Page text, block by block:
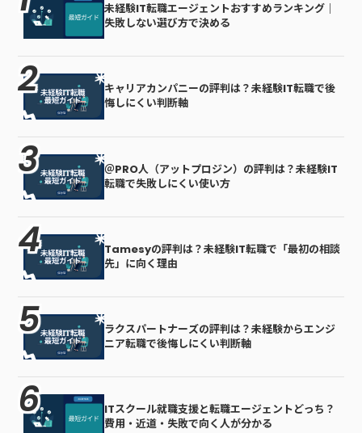
未経験IT転職エージェントおすすめランキング｜
失敗しない選び方で決める
キャリアカンパニーの評判は？未経験IT転職で後
悔しにくい判断軸
＠PRO人（アットプロジン）の評判は？未経験IT
転職で失敗しにくい使い方
Tamesyの評判は？未経験IT転職で「最初の相談
先」に向く理由
ラクスパートナーズの評判は？未経験からエンジ
ニア転職で後悔しにくい判断軸
ITスクール就職支援と転職エージェントどっち？
費用・近道・失敗で向く人が分かる